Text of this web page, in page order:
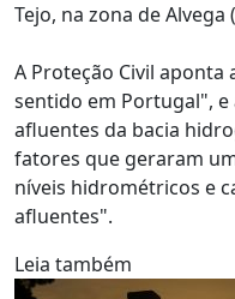
Tejo, na zona de Alvega
A Proteção Civil
sentido em Portugal", e
afluentes da bacia
fatores que geraram
níveis hidrométricos e
afluentes".
Leia também